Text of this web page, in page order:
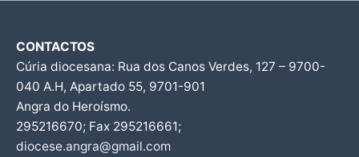
CONTACTOS
Cúria diocesana: Rua dos Canos Verdes, 127 – 9700-
040 A.H, Apartado 55, 9701-901
Angra do Heroísmo.
295216670; Fax 295216661;
diocese.angra@gmail.com